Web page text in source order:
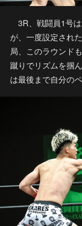
3R、戦闘員1号
が、一度設定され
局、このラウンド
蹴りでリズムを掴
は最後まで自分の